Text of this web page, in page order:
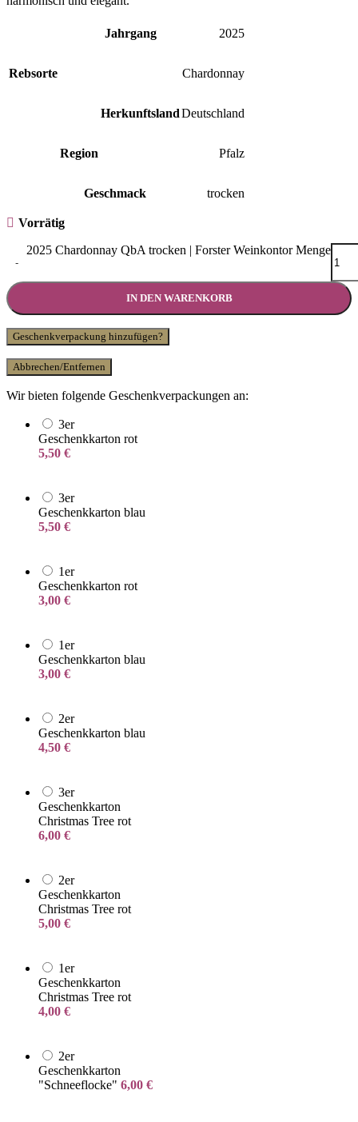
Jahrgang 2025
Rebsorte Chardonnay
HerkunftslandDeutschland
Region Pfalz
Geschmack trocken
Vorrätig
-
2025 Chardonnay QbA trocken | Forster Weinkontor Menge
IN DEN WARENKORB
Geschenkverpackung hinzufügen?
Abbrechen/Entfernen
Wir bieten folgende Geschenkverpackungen an:
3er
Geschenkkarton rot
5,50 €
3er
Geschenkkarton blau
5,50 €
1er
Geschenkkarton rot
3,00 €
1er
Geschenkkarton blau
3,00 €
2er
Geschenkkarton blau
4,50 €
3er
Geschenkkarton
Christmas Tree rot
6,00 €
2er
Geschenkkarton
Christmas Tree rot
5,00 €
1er
Geschenkkarton
Christmas Tree rot
4,00 €
2er
Geschenkkarton
"Schneeflocke" 6,00 €